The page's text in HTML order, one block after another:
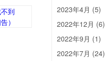
2023年4月 (5)
2022年12月 (6)
2022年9月 (1)
2022年7月 (24)